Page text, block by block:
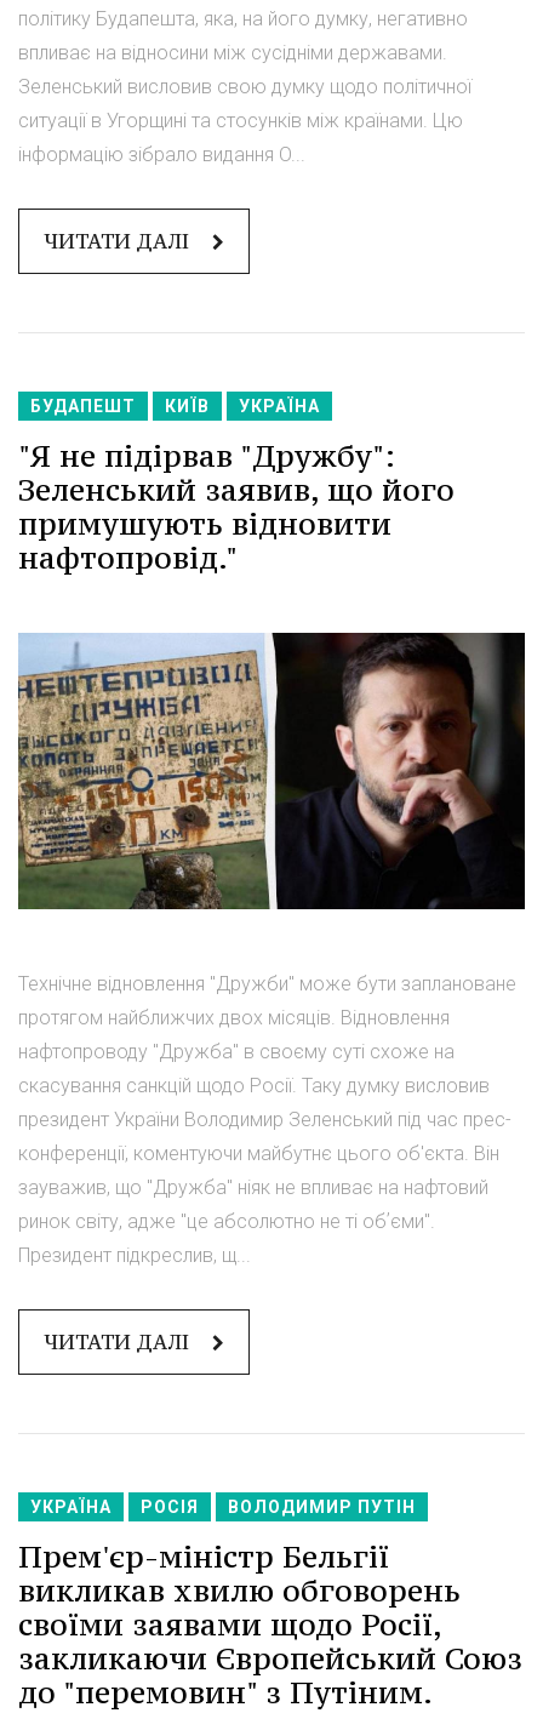
політику Будапешта, яка, на його думку, негативно
впливає на відносини між сусідніми державами.
Зеленський висловив свою думку щодо політичної
ситуації в Угорщині та стосунків між країнами. Цю
інформацію зібрало видання O...
ЧИТАТИ ДАЛІ
БУДАПЕШТ КИЇВ УКРАЇНА
"Я не підірвав "Дружбу":
Зеленський заявив, що його
примушують відновити
нафтопровід."
Технічне відновлення "Дружби" може бути заплановане
протягом найближчих двох місяців. Відновлення
нафтопроводу "Дружба" в своєму суті схоже на
скасування санкцій щодо Росії. Таку думку висловив
президент України Володимир Зеленський під час прес-
конференції, коментуючи майбутнє цього об'єкта. Він
зауважив, що "Дружба" ніяк не впливає на нафтовий
ринок світу, адже "це абсолютно не ті обʼєми".
Президент підкреслив, щ...
ЧИТАТИ ДАЛІ
УКРАЇНА РОСІЯ ВОЛОДИМИР ПУТІН
Прем'єр-міністр Бельгії
викликав хвилю обговорень
своїми заявами щодо Росії,
закликаючи Європейський Союз
до "перемовин" з Путіним.